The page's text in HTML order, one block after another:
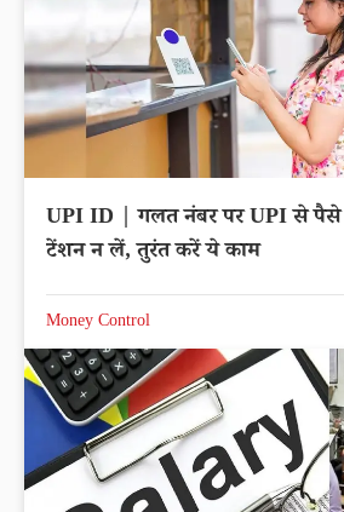
UPI ID | गलत नंबर पर UPI से पैसे
टेंशन न लें, तुरंत करें ये काम
Money Control